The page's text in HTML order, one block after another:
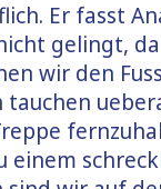
Er fasst
gelingt,
wir den
tauchen
einem